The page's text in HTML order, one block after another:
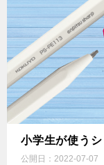
小学生が使う
公開日： 2022-07-07